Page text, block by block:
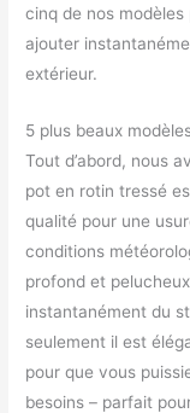
cinq de nos
ajouter
extérieur.
5 plus beaux
Tout d’abord, nous
pot en rotin tressé
qualité pour une
conditions
profond et
instantanément du
seulement il est
pour que vous
besoins – parfait